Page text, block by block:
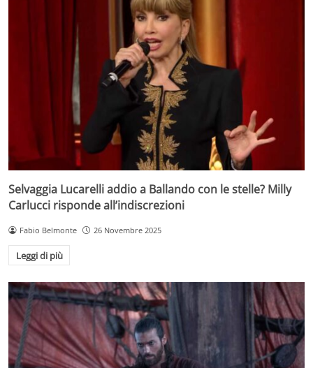
Selvaggia Lucarelli addio a Ballando con le stelle? Milly
Carlucci risponde all’indiscrezioni
Fabio Belmonte 26 Novembre 2025
Leggi di più